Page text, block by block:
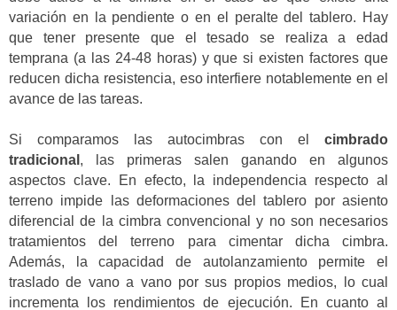
variación en la pendiente o en el peralte del tablero. Hay
que tener presente que el tesado se realiza a edad
temprana (a las 24-48 horas) y que si existen factores que
reducen dicha resistencia, eso interfiere notablemente en el
avance de las tareas.
Si comparamos las autocimbras con el cimbrado
tradicional , las primeras salen ganando en algunos
aspectos clave. En efecto, la independencia respecto al
terreno impide las deformaciones del tablero por asiento
diferencial de la cimbra convencional y no son necesarios
tratamientos del terreno para cimentar dicha cimbra.
Además, la capacidad de autolanzamiento permite el
traslado de vano a vano por sus propios medios, lo cual
incrementa los rendimientos de ejecución. En cuanto al